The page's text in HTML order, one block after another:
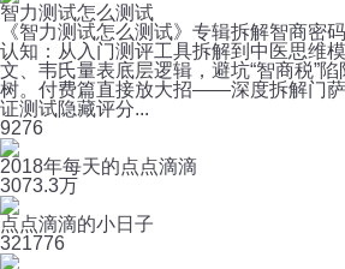
智力测试怎么测试
《智力测试怎么测试》专辑拆解智商密
认知：从入门测评工具拆解到中医思维
文、韦氏量表底层逻辑，避坑“智商税”
树。付费篇直接放大招——深度拆解门
证测试隐藏评分...
9276
2018年每天的点点滴滴
3073.3万
点点滴滴的小日子
321776